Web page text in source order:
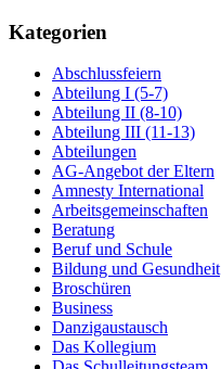
Kategorien
Abschlussfeiern
Abteilung I (5-7)
Abteilung II (8-10)
Abteilung III (11-13)
Abteilungen
AG-Angebot der Eltern
Amnesty International
Arbeitsgemeinschaften
Beratung
Beruf und Schule
Bildung und Gesundheit
Broschüren
Business
Danzigaustausch
Das Kollegium